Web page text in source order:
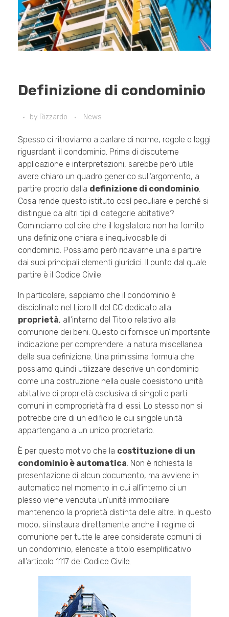
Definizione di condominio
by Rizzardo News
Spesso ci ritroviamo a parlare di norme, regole e leggi
riguardanti il condominio. Prima di discuterne
applicazione e interpretazioni, sarebbe però utile
avere chiaro un quadro generico sull’argomento, a
partire proprio dalla definizione di condominio.
Cosa rende questo istituto così peculiare e perché si
distingue da altri tipi di categorie abitative?
Cominciamo col dire che il legislatore non ha fornito
una definizione chiara e inequivocabile di
condominio. Possiamo però ricavarne una a partire
dai suoi principali elementi giuridici. Il punto dal quale
partire è il Codice Civile.
In particolare, sappiamo che il condominio è
disciplinato nel Libro III del CC dedicato alla
proprietà, all’interno del Titolo relativo alla
comunione dei beni. Questo ci fornisce un’importante
indicazione per comprendere la natura miscellanea
della sua definizione. Una primissima formula che
possiamo quindi utilizzare descrive un condominio
come una costruzione nella quale coesistono unità
abitative di proprietà esclusiva di singoli e parti
comuni in comproprietà fra di essi. Lo stesso non si
potrebbe dire di un edificio le cui singole unità
appartengano a un unico proprietario.
È per questo motivo che la costituzione di un
condominio è automatica. Non è richiesta la
presentazione di alcun documento, ma avviene in
automatico nel momento in cui all’interno di un
plesso viene venduta un’unità immobiliare
mantenendo la proprietà distinta delle altre. In questo
modo, si instaura direttamente anche il regime di
comunione per tutte le aree considerate comuni di
un condominio, elencate a titolo esemplificativo
all’articolo 1117 del Codice Civile.